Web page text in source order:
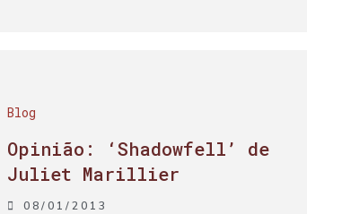
Blog
Opinião: ‘Shadowfell’ de
Juliet Marillier
08/01/2013